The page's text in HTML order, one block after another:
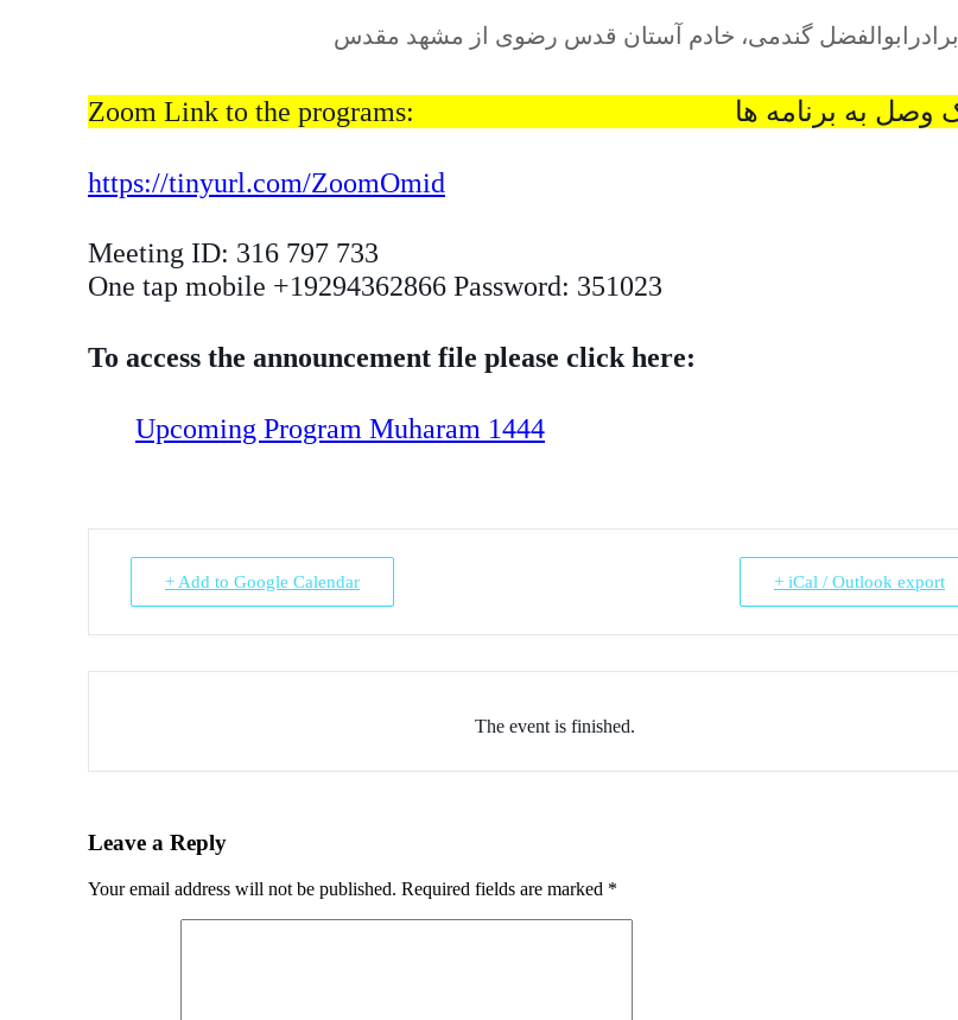
برادرابوالفضل گندمی، خادم آستان قدس رضوی از مشهد مقدس
https://tinyurl.com/ZoomOmid
Meeting ID: 316 797 733
One tap mobile +19294362866 Password: 351023
To access the announcement file please click here:
Upcoming Program Muharam 1444
+ Add to Google Calendar + iCal / Outlook export
The event is finished.
Leave a Reply
Your email address will not be published. Required fields are marked *